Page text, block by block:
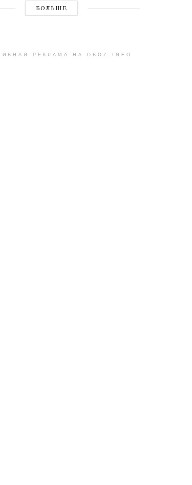
БОЛЬШЕ
РЕКЛАМА НА OBOZ.INFO